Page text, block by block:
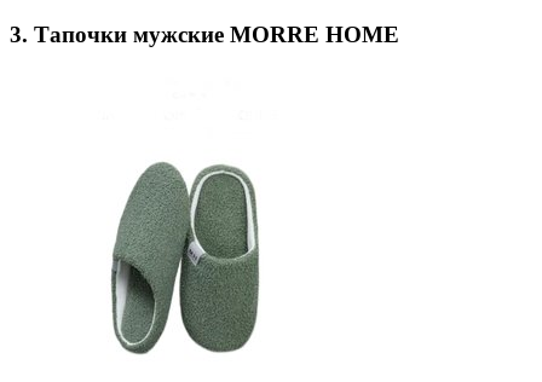
3. Тапочки мужские MORRE HOME